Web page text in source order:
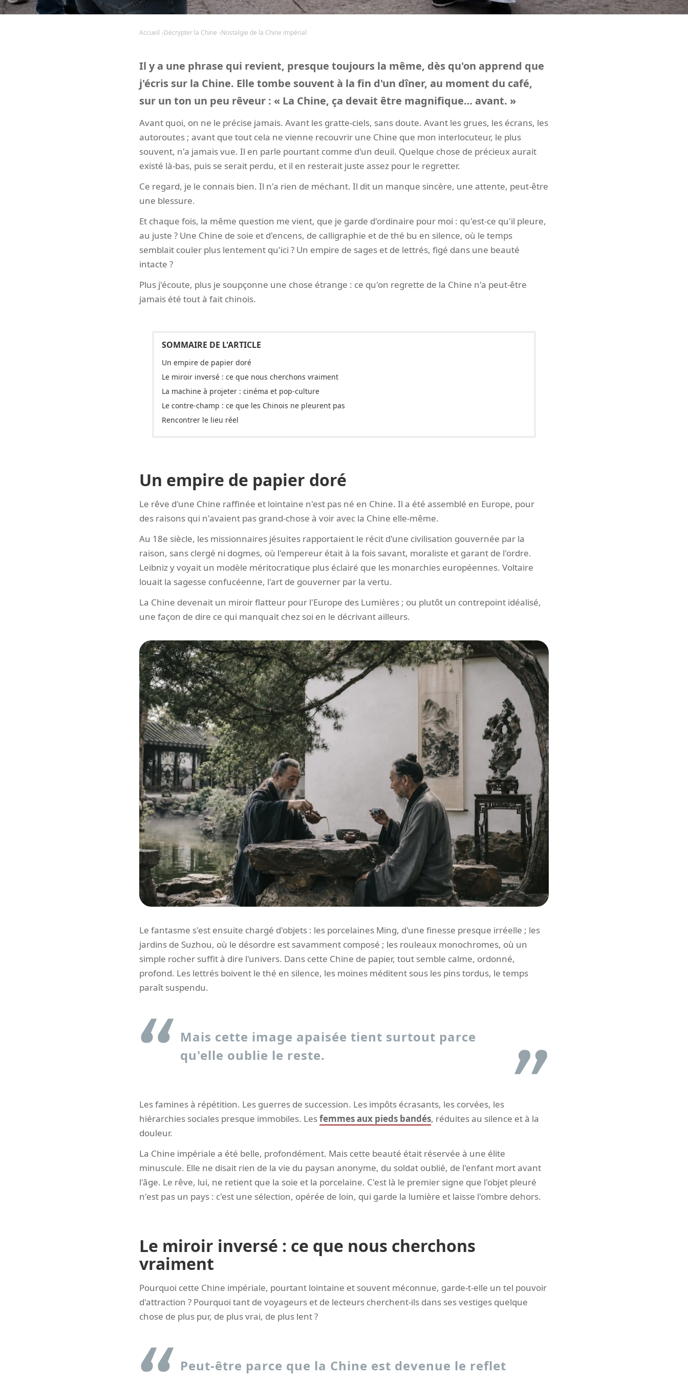
Accueil Décrypter la Chine Nostalgie de la Chine impérial
Il y a une phrase qui revient, presque toujours la même, dès qu'on apprend que
j'écris sur la Chine. Elle tombe souvent à la fin d'un dîner, au moment du café,
sur un ton un peu rêveur : « La Chine, ça devait être magnifique… avant. »
Avant quoi, on ne le précise jamais. Avant les gratte-ciels, sans doute. Avant les grues, les écrans, les
autoroutes ; avant que tout cela ne vienne recouvrir une Chine que mon interlocuteur, le plus
souvent, n'a jamais vue. Il en parle pourtant comme d'un deuil. Quelque chose de précieux aurait
existé là-bas, puis se serait perdu, et il en resterait juste assez pour le regretter.
Ce regard, je le connais bien. Il n'a rien de méchant. Il dit un manque sincère, une attente, peut-être
une blessure.
Et chaque fois, la même question me vient, que je garde d'ordinaire pour moi : qu'est-ce qu'il pleure,
au juste ? Une Chine de soie et d'encens, de calligraphie et de thé bu en silence, où le temps
semblait couler plus lentement qu'ici ? Un empire de sages et de lettrés, figé dans une beauté
intacte ?
Plus j'écoute, plus je soupçonne une chose étrange : ce qu'on regrette de la Chine n'a peut-être
jamais été tout à fait chinois.
Un empire de papier doré
Le miroir inversé : ce que nous cherchons vraiment
La machine à projeter : cinéma et pop-culture
Le contre-champ : ce que les Chinois ne pleurent pas
Rencontrer le lieu réel
Un empire de papier doré
Le rêve d'une Chine raffinée et lointaine n'est pas né en Chine. Il a été assemblé en Europe, pour
des raisons qui n'avaient pas grand-chose à voir avec la Chine elle-même.
Au 18e siècle, les missionnaires jésuites rapportaient le récit d'une civilisation gouvernée par la
raison, sans clergé ni dogmes, où l'empereur était à la fois savant, moraliste et garant de l'ordre.
Leibniz y voyait un modèle méritocratique plus éclairé que les monarchies européennes. Voltaire
louait la sagesse confucéenne, l'art de gouverner par la vertu.
La Chine devenait un miroir flatteur pour l'Europe des Lumières ; ou plutôt un contrepoint idéalisé,
une façon de dire ce qui manquait chez soi en le décrivant ailleurs.
Le fantasme s'est ensuite chargé d'objets : les porcelaines Ming, d'une finesse presque irréelle ; les
jardins de Suzhou, où le désordre est savamment composé ; les rouleaux monochromes, où un
simple rocher suffit à dire l'univers. Dans cette Chine de papier, tout semble calme, ordonné,
profond. Les lettrés boivent le thé en silence, les moines méditent sous les pins tordus, le temps
paraît suspendu.
Mais cette image apaisée tient surtout parce
qu'elle oublie le reste.
Les famines à répétition. Les guerres de succession. Les impôts écrasants, les corvées, les
hiérarchies sociales presque immobiles. Lesfemmes aux pieds bandés, réduites au silence et à la
douleur.
La Chine impériale a été belle, profondément. Mais cette beauté était réservée à une élite
minuscule. Elle ne disait rien de la vie du paysan anonyme, du soldat oublié, de l'enfant mort avant
l'âge. Le rêve, lui, ne retient que la soie et la porcelaine. C'est là le premier signe que l'objet pleuré
n'est pas un pays : c'est une sélection, opérée de loin, qui garde la lumière et laisse l'ombre dehors.
Le miroir inversé : ce que nous cherchons
vraiment
Pourquoi cette Chine impériale, pourtant lointaine et souvent méconnue, garde-t-elle un tel pouvoir
d'attraction ? Pourquoi tant de voyageurs et de lecteurs cherchent-ils dans ses vestiges quelque
chose de plus pur, de plus vrai, de plus lent ?
Peut-être parce que la Chine est devenue le reflet